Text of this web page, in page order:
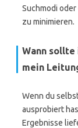
Suchmodi
zu minimieren.
Wann sollte
mein
Wenn du
ausprobiert
Ergebnisse